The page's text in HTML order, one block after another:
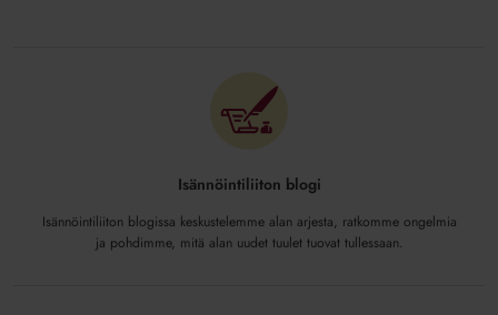
Isännöintiliiton blogi
Isännöintiliiton blogissa keskustelemme alan arjesta, ratkomme ongelmia
ja pohdimme, mitä alan uudet tuulet tuovat tullessaan.